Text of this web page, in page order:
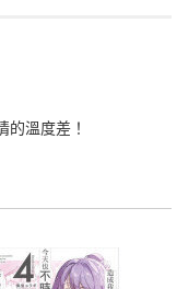
的溫度差！